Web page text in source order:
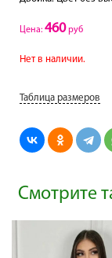
Цена: 460руб
Нет в наличии.
Таблица размеров
Смотрите